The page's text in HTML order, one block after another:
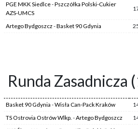
PGE MKK Siedlce-Pszczółka Polski-Cukier
AZS-UMCS
Artego Bydgoszcz -Basket 90 Gdynia
Runda Zasadnicza
Basket 90 Gdynia -Wisła Can-Pack Kraków
TS Ostrovia Ostrów Wlkp. -Artego Bydgoszcz